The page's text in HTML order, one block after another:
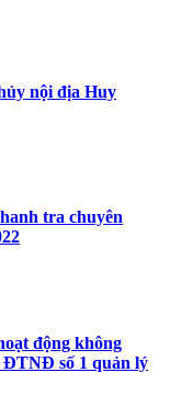
nội địa Huy
tra chuyên
động không
ĐTNĐ số 1 quản lý